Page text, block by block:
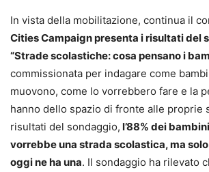
In vista della mobilitazione, continua il
Cities Campaign presenta i risultati del
“Strade scolastiche: cosa pensano i
commissionata per indagare come
muovono, come lo vorrebbero fare e la
hanno dello spazio di fronte alle proprie
risultati del sondaggio, l’88% dei
vorrebbe una strada scolastica, ma solo
oggi ne ha una. Il sondaggio ha rilevato